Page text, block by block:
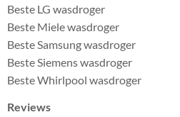
Beste LG wasdroger
Beste Miele wasdroger
Beste Samsung wasdroger
Beste Siemens wasdroger
Beste Whirlpool wasdroger
Reviews